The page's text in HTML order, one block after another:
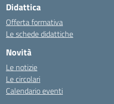
Didattica
Offerta formativa
Le schede didattiche
Novità
Le notizie
Le circolari
Calendario eventi